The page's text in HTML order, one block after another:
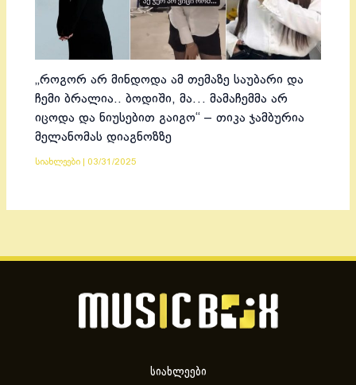
„როგორ არ მინდოდა ამ თემაზე საუბარი და
ჩემი ბრალია.. ბოდიში, მა… მამაჩემმა არ
იცოდა და ნიუსებით გაიგო“ – თიკა ჯამბურია
მელანომას დიაგნოზზე
სიახლეები 03/31/2025
სიახლეები